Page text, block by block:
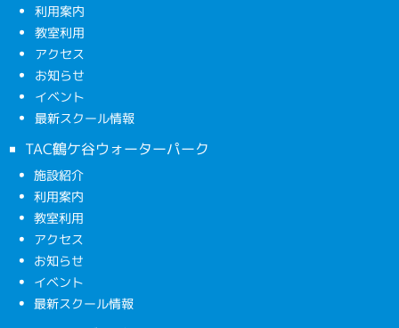
利用案内
教室利用
アクセス
お知らせ
イベント
最新スクール情報
TAC鶴ケ谷ウォーターパーク
施設紹介
利用案内
教室利用
アクセス
お知らせ
イベント
最新スクール情報